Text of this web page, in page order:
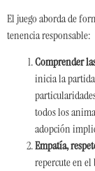
El juego aborda de
tenencia responsable:
Comprender
inicia la
todos los
adopción
Empatía,
repercute en